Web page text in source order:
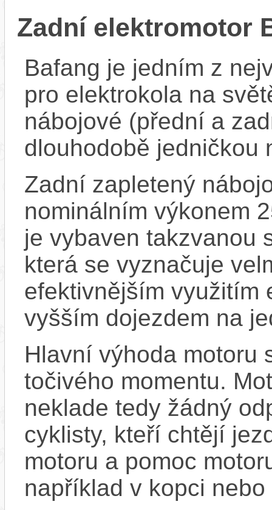
Zadní elektromotor
Bafang je jedním z
pro elektrokola na
nábojové (přední a
dlouhodobě jedničkou
Zadní zapletený
nominálním výkonem
je vybaven takzvanou
která se vyznačuje
efektivnějším využitím
vyšším dojezdem na
Hlavní výhoda motoru
točivého momentu.
neklade tedy žádný
cyklisty, kteří chtějí
motoru a pomoc
například v kopci